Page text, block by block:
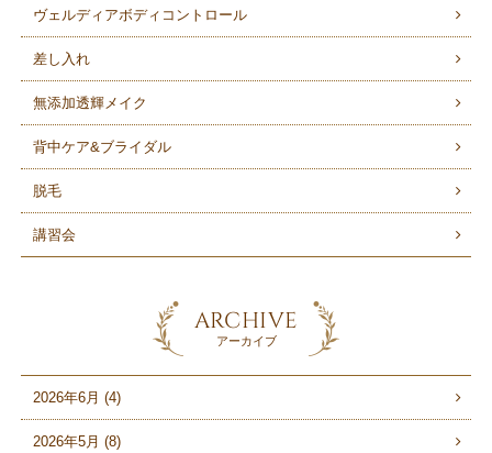
ヴェルディアボディコントロール
差し入れ
無添加透輝メイク
背中ケア&ブライダル
脱毛
講習会
ARCHIVE
アーカイブ
2026年6月 (4)
2026年5月 (8)